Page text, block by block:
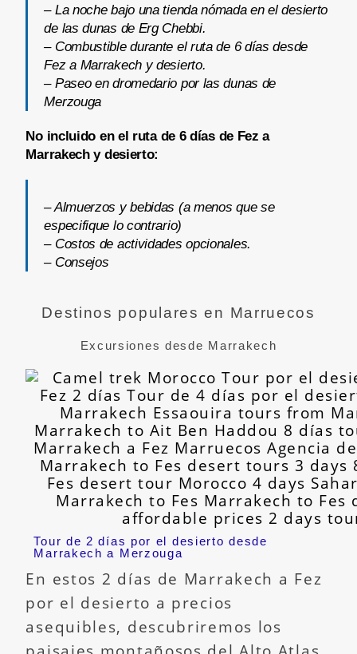
– La noche bajo una tienda nómada en el desierto
de las dunas de Erg Chebbi.
– Combustible durante el ruta de 6 días desde
Fez a Marrakech y desierto.
– Paseo en dromedario por las dunas de
Merzouga
No incluido en el ruta de 6 días de Fez a
Marrakech y desierto:
– Almuerzos y bebidas (a menos que se
especifique lo contrario)
– Costos de actividades opcionales.
– Consejos
Destinos populares en Marruecos
Excursiones desde Marrakech
Tour de 2 días por el desierto desde
Marrakech a Merzouga
En estos 2 días de Marrakech a Fez
por el desierto a precios
asequibles, descubriremos los